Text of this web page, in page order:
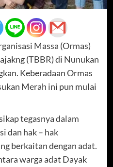
Massa (Ormas)
(TBBR) di Nunukan
Keberadaan Ormas
Merah ini pun mulai
tegasnya dalam
dan hak – hak
berkaitan dengan adat.
warga adat Dayak